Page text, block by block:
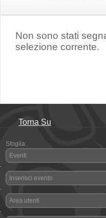
Non sono stati
selezione corrente.
Torna Su
Sfoglia:
Eventi
-
Inserisci evento
-
Area utenti
-